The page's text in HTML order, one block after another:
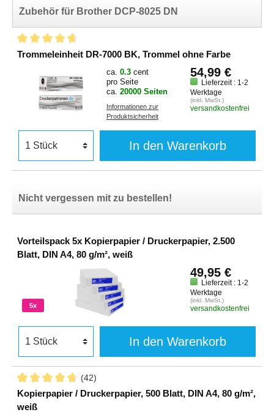
Zubehör für Brother DCP-8025 DN
Trommeleinheit DR-7000 BK, Trommel ohne Farbe
ca. 0.3 cent
pro Seite
ca. 20000 Seiten
Informationen zur
Produktsicherheit
54,99 €
Lieferzeit : 1-2
Werktage
(inkl. MwSt.)
versandkostenfrei
In den Warenkorb
Nicht vergessen mit zu bestellen!
Vorteilspack 5x Kopierpapier / Druckerpapier, 2.500
Blatt, DIN A4, 80 g/m², weiß
5x
49,95 €
Lieferzeit : 1-2
Werktage
(inkl. MwSt.)
versandkostenfrei
In den Warenkorb
(42)
Kopierpapier / Druckerpapier, 500 Blatt, DIN A4, 80 g/m²,
weiß